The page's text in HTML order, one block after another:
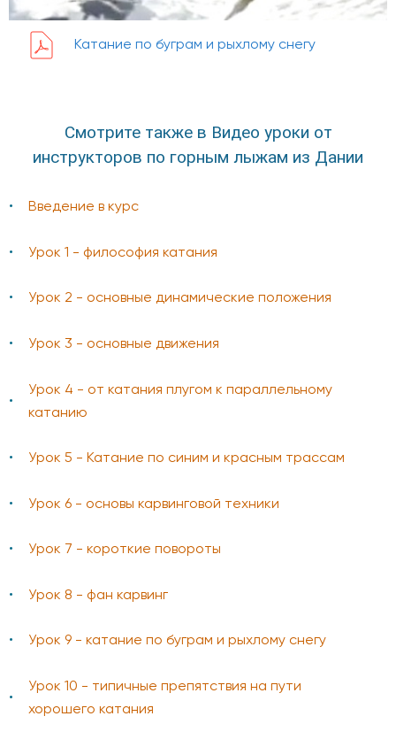
Катание по буграм и рыхлому снегу
Смотрите также в Видео уроки от
инструкторов по горным лыжам из Дании
Введение в курс
Урок 1 - философия катания
Урок 2 - основные динамические положения
Урок 3 - основные движения
Урок 4 - от катания плугом к параллельному
катанию
Урок 5 - Катание по синим и красным трассам
Урок 6 - основы карвинговой техники
Урок 7 - короткие повороты
Урок 8 - фан карвинг
Урок 9 - катание по буграм и рыхлому снегу
Урок 10 - типичные препятствия на пути
хорошего катания